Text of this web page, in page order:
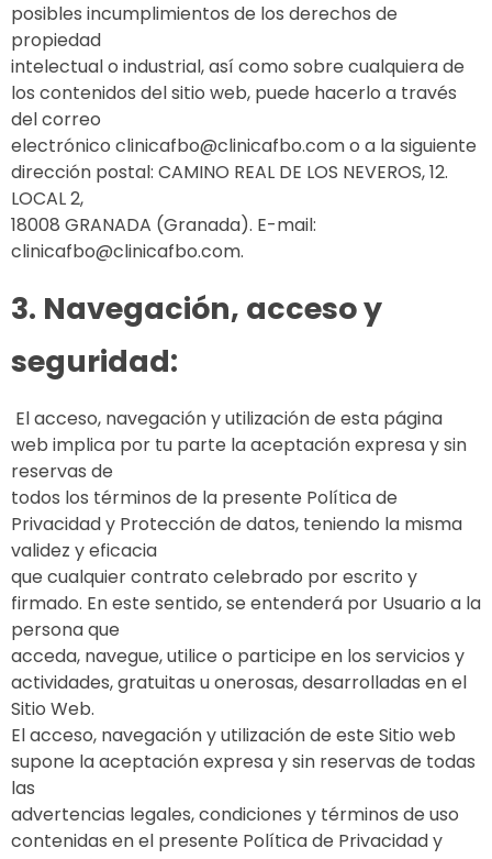
posibles incumplimientos de los derechos de
propiedad
intelectual o industrial, así como sobre cualquiera de
los contenidos del sitio web, puede hacerlo a través
del correo
electrónico clinicafbo@clinicafbo.com o a la siguiente
dirección postal: CAMINO REAL DE LOS NEVEROS, 12.
LOCAL 2,
18008 GRANADA (Granada). E-mail:
clinicafbo@clinicafbo.com.
3. Navegación, acceso y
seguridad:
El acceso, navegación y utilización de esta página
web implica por tu parte la aceptación expresa y sin
reservas de
todos los términos de la presente Política de
Privacidad y Protección de datos, teniendo la misma
validez y eficacia
que cualquier contrato celebrado por escrito y
firmado. En este sentido, se entenderá por Usuario a la
persona que
acceda, navegue, utilice o participe en los servicios y
actividades, gratuitas u onerosas, desarrolladas en el
Sitio Web.
El acceso, navegación y utilización de este Sitio web
supone la aceptación expresa y sin reservas de todas
las
advertencias legales, condiciones y términos de uso
contenidas en el presente Política de Privacidad y